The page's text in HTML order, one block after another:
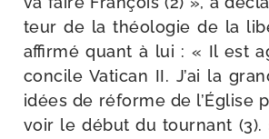
teur de la théo­lo­gie de la
affir­mé quant à lui : « Il est
concile Vatican II. J’ai la
idées de réforme de l’Église
voir le début du tour­nant (3).